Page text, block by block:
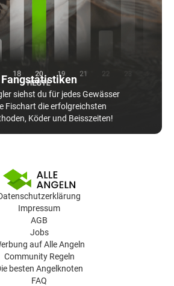
Fangstatistiken
siehst du für jedes Gewässer
Fischart die erfolgreichsten
Köder und Beisszeiten!
Impressum
AGB
Jobs
auf Alle Angeln
Community Regeln
besten Angelknoten
FAQ